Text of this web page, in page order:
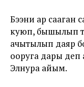
Бээни ар сааган
куюп, бышылып
ачытылып даяр
ооруга дары деп
Элнура айым.